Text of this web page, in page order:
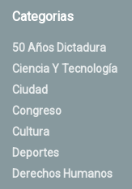
Categorias
50 Años Dictadura
Ciencia Y Tecnología
Ciudad
Congreso
Cultura
Deportes
Derechos Humanos